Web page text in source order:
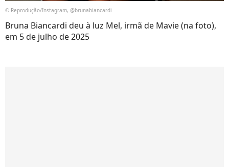
© Reprodução/Instagram, @brunabiancardi
Bruna Biancardi deu à luz Mel, irmã de Mavie (na foto),
em 5 de julho de 2025